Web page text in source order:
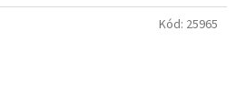
Kód: 25965